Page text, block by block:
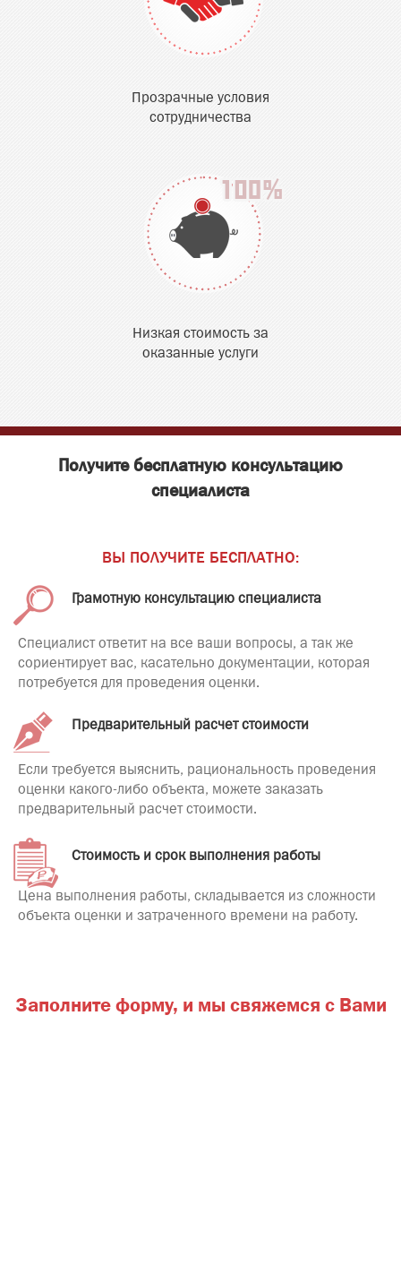
Прозрачные условия
сотрудничества
Низкая стоимость за
оказанные услуги
Получите бесплатную консультацию
специалиста
ВЫ ПОЛУЧИТЕ БЕСПЛАТНО:
Грамотную консультацию специалиста
Специалист ответит на все ваши вопросы, а так же
сориентирует вас, касательно документации, которая
потребуется для проведения оценки.
Предварительный расчет стоимости
Если требуется выяснить, рациональность проведения
оценки какого-либо объекта, можете заказать
предварительный расчет стоимости.
Стоимость и срок выполнения работы
Цена выполнения работы, складывается из сложности
объекта оценки и затраченного времени на работу.
Заполните форму, и мы свяжемся с Вами